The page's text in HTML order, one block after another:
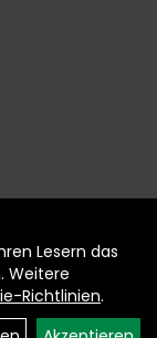
Lesern das
Weitere
Richtlinien.
widerrufen